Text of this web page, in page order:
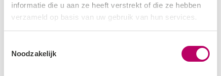
informatie die u aan ze heeft verstrekt of die ze hebben
verzameld op basis van uw gebruik van hun services.
Noodzakelijk